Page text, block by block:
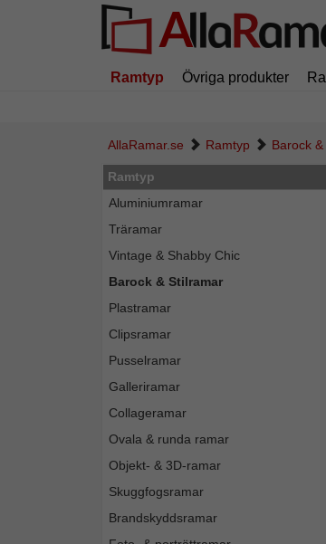
Ramtyp Övriga produkter
AllaRamar.se Ramtyp Barock
Ramtyp
Aluminiumramar
Träramar
Vintage & Shabby Chic
Barock & Stilramar
Plastramar
Clipsramar
Pusselramar
Galleriramar
Collageramar
Ovala & runda ramar
Objekt- & 3D-ramar
Skuggfogsramar
Brandskyddsramar